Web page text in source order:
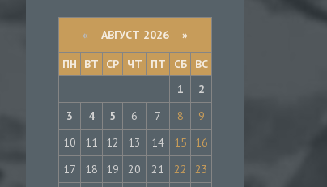
« АВГУСТ 2026 »
ПН
ВТ СР ЧТ ПТ СБ
ВС
1
2
3
4 5 6 7 8
9
10
11 12 13 14 15
16
17
18 19 20 21 22
23